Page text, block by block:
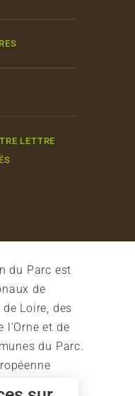
LETTRE
du Parc est
de
Loire, des
l'Orne et de
du Parc.
du Parc.